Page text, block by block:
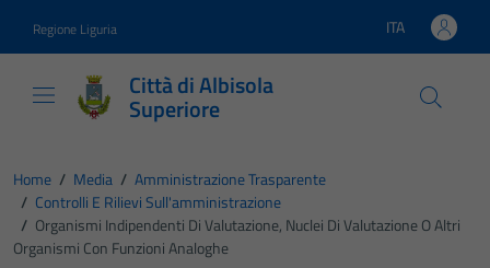
Regione Liguria Lingua attiva:
ITA
Città di Albisola
Superiore
Home / Media / Amministrazione Trasparente
/ Controlli E Rilievi Sull'amministrazione
/ Organismi Indipendenti Di Valutazione, Nuclei Di Valutazione O Altri
Organismi Con Funzioni Analoghe